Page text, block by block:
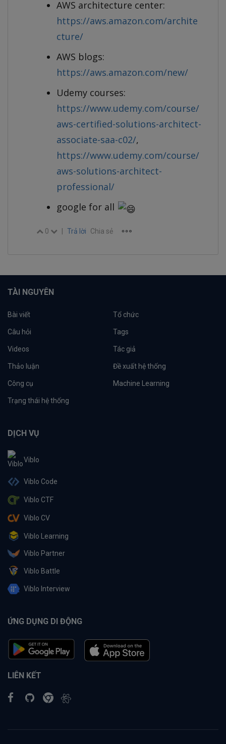
AWS architecture center:
https://aws.amazon.com/archite
cture/
AWS blogs:
https://aws.amazon.com/new/
Udemy courses:
https://www.udemy.com/course/
aws-certified-solutions-architect-
associate-saa-c02/,
https://www.udemy.com/course/
aws-solutions-architect-
professional/
google for all
0 Trả lời Chia sẻ
TÀI NGUYÊN
Bài viết Tổ chức
Câu hỏi Tags
Videos Tác giả
Thảo luận Đề xuất hệ thống
Công cụ Machine Learning
Trạng thái hệ thống
DỊCH VỤ
Viblo
Viblo Code
Viblo CTF
Viblo CV
Viblo Learning
Viblo Partner
Viblo Battle
Viblo Interview
ỨNG DỤNG DI ĐỘNG
LIÊN KẾT